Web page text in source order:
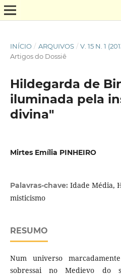
INÍCIO / ARQUIVOS / V. 15 N. 1
Artigos do Dossiê
Hildegarda de
iluminada pela
divina"
Mirtes Emília PINHEIRO
Palavras-chave: Idade Média,
misticismo
RESUMO
Num universo
sobressai no Medievo